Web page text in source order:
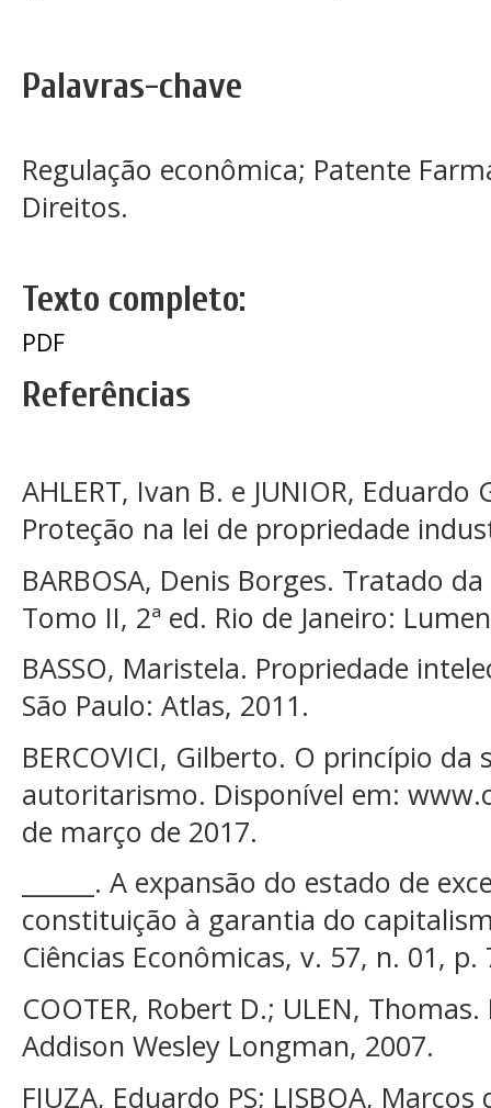
Palavras-chave
Regulação econômica; Patente
Direitos.
Texto completo:
PDF
Referências
AHLERT, Ivan B. e JUNIOR,
Proteção na lei de propriedade
BARBOSA, Denis Borges. Tratado
Tomo II, 2ª ed. Rio de Janeiro:
BASSO, Maristela. Propriedade
São Paulo: Atlas, 2011.
BERCOVICI, Gilberto. O princípio da
autoritarismo. Disponível em:
de março de 2017.
______. A expansão do estado de
constituição à garantia do
Ciências Econômicas, v. 57, n. 01, p.
COOTER, Robert D.; ULEN,
Addison Wesley Longman, 2007.
FIUZA, Eduardo PS; LISBOA,